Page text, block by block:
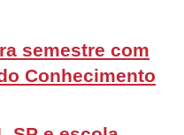
semestre com
Conhecimento